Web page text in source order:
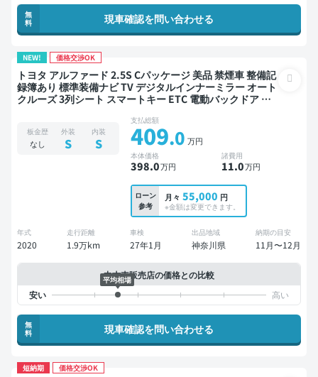
無
料
現車確認を問い合わせる
NEW! 価格交渉OK
トヨタ アルファード 2.5S Cパッケージ 美品 禁煙車 整備記
録簿あり 標準装備ナビ TV デジタルインナーミラー オート
クルーズ 3列シート スマートキー ETC 電動バックドア バ
板金歴
なし
外装
S
内装
S
支払総額
409.0 万円
本体価格
398.0万円
諸費用
11.0万円
ローン
参考
月々 55,000 円
※金額は変更できます。
年式
2020
走行距離
1.9万km
車検
27年1月
出品地域
神奈川県
納期の目安
11月〜12月
中古車販売店の価格との比較
平均相場
無
料
現車確認を問い合わせる
短納期 価格交渉OK